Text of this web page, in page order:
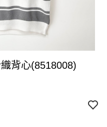
背心(8518008)